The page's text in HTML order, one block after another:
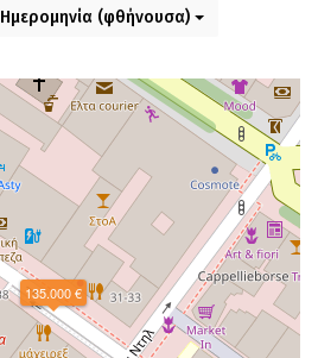
Ημερομηνία (φθήνουσα)
135.000 €